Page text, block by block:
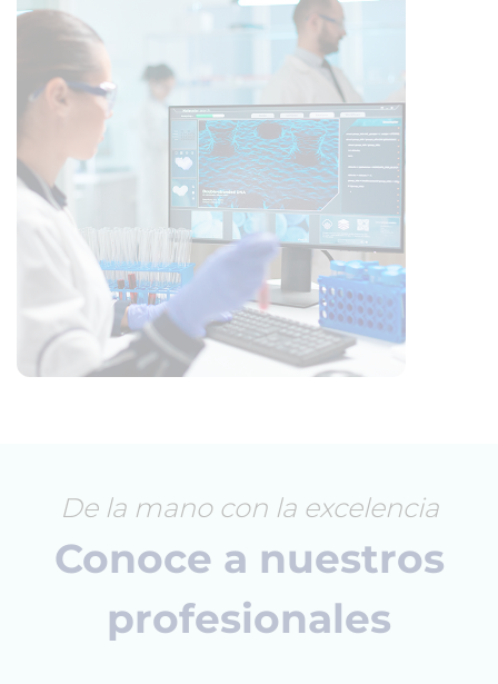
De la mano con la excelencia
Conoce a nuestros
profesionales